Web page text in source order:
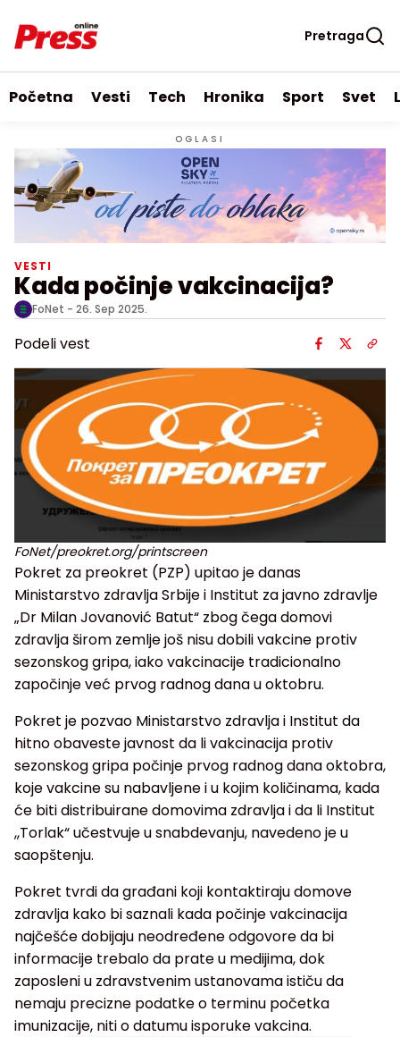
Pretraga
Početna Vesti Tech Hronika Sport Svet
OGLASI
VESTI
Kada počinje vakcinacija?
FoNet - 26. Sep 2025.
Podeli vest
FoNet/preokret.org/printscreen
Pokret za preokret (PZP) upitao je danas
Ministarstvo zdravlja Srbije i Institut za javno zdravlje
„Dr Milan Jovanović Batut“ zbog čega domovi
zdravlja širom zemlje još nisu dobili vakcine protiv
sezonskog gripa, iako vakcinacije tradicionalno
započinje već prvog radnog dana u oktobru.
Pokret je pozvao Ministarstvo zdravlja i Institut da
hitno obaveste javnost da li vakcinacija protiv
sezonskog gripa počinje prvog radnog dana oktobra,
koje vakcine su nabavljene i u kojim količinama, kada
će biti distribuirane domovima zdravlja i da li Institut
,,Torlak“ učestvuje u snabdevanju, navedeno je u
saopštenju.
Pokret tvrdi da građani koji kontaktiraju domove
zdravlja kako bi saznali kada počinje vakcinacija
najčešće dobijaju neodređene odgovore da bi
informacije trebalo da prate u medijima, dok
zaposleni u zdravstvenim ustanovama ističu da
nemaju precizne podatke o terminu početka
imunizacije, niti o datumu isporuke vakcina.